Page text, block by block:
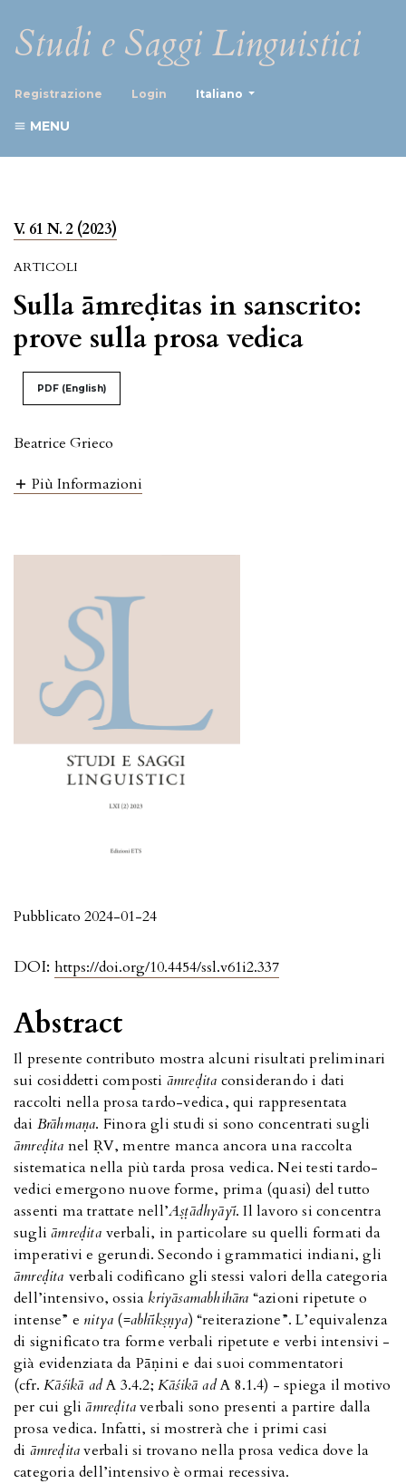
Studi e Saggi Linguistici
Registrazione Login Italiano
MENU
V. 61 N. 2 (2023)
ARTICOLI
Sulla āmreḍitas in sanscrito:
prove sulla prosa vedica
PDF (English)
Beatrice Grieco
Più Informazioni
DOI: https://doi.org/10.4454/ssl.v61i2.337
Pubblicato 2024-01-24
Abstract
Il presente contributo mostra alcuni risultati preliminari
sui cosiddetti composti āmreḍita considerando i dati
raccolti nella prosa tardo-vedica, qui rappresentata
dai Brāhmaṇa. Finora gli studi si sono concentrati sugli
āmreḍita nel ṚV, mentre manca ancora una raccolta
sistematica nella più tarda prosa vedica. Nei testi tardo-
vedici emergono nuove forme, prima (quasi) del tutto
assenti ma trattate nell’Aṣṭādhyāyī. Il lavoro si concentra
sugliāmreḍitaverbali, in particolare su quelli formati da
imperativi e gerundi. Secondo i grammatici indiani, gli
āmreḍita verbali codificano gli stessi valori della categoria
dell’intensivo, ossia kriyāsamabhihāra “azioni ripetute o
intense” e nitya (=abhīkṣṇya) “reiterazione”. L’equivalenza
di significato tra forme verbali ripetute e verbi intensivi -
già evidenziata da Pāṇini e dai suoi commentatori
(cfr.Kāśikā adA 3.4.2;Kāśikā adA 8.1.4) - spiega il motivo
per cui gliāmreḍitaverbali sono presenti a partire dalla
prosa vedica. Infatti, si mostrerà che i primi casi
di āmreḍitaverbali si trovano nella prosa vedica dove la
categoria dell’intensivo è ormai recessiva.